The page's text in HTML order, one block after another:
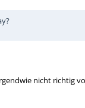
nicht richtig